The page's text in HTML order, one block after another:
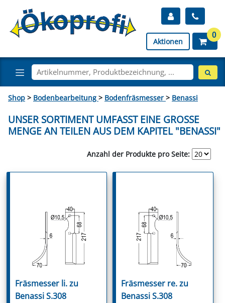
Aktionen
0
Shop > Bodenbearbeitung > Bodenfräsmesser > Benassi
UNSER SORTIMENT UMFASST EINE GROSSE M
ENGE AN TEILEN AUS DEM KAPITEL "BENASSI"
Anzahl der Produkte pro Seite:
Fräsmesser li. zu
Benassi S.308
Fräsmesser re. zu
Benassi S.308